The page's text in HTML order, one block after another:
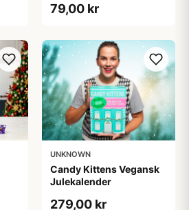
79,00 kr
UNKNOWN
Candy Kittens Vegansk
Julekalender
279,00 kr